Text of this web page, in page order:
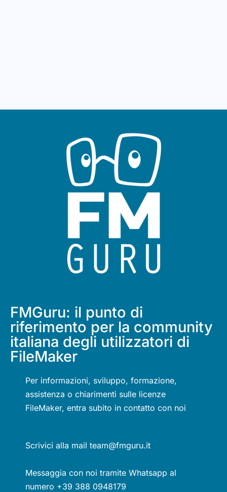
FMGuru: il punto di
riferimento per la community
italiana degli utilizzatori di
FileMaker
Per informazioni, sviluppo, formazione,
assistenza o chiarimenti sulle licenze
FileMaker, entra subito in contatto con noi
Scrivici alla mail team@fmguru.it
Messaggia con noi tramite Whatsapp al
numero +39 388 0948179